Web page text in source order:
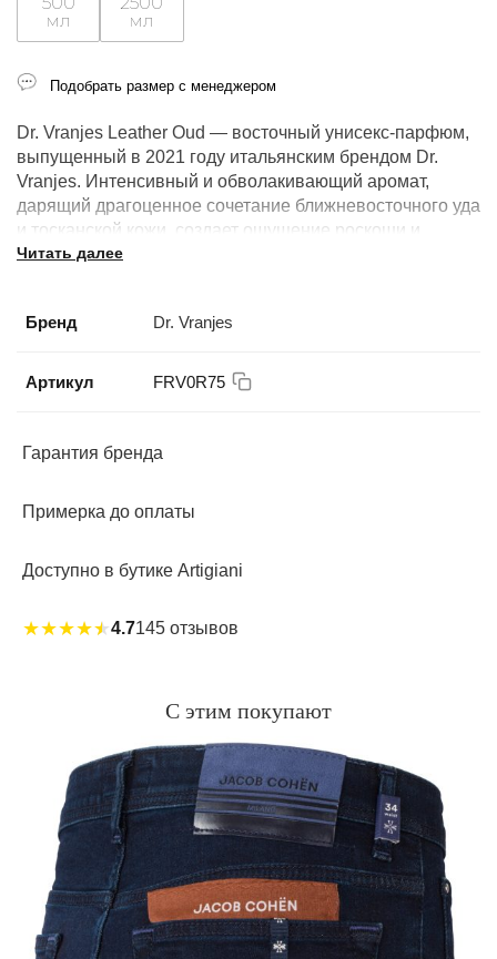
Dr. Vranjes Leather Oud — восточный унисекс-парфюм,
выпущенный в 2021 году итальянским брендом Dr.
Vranjes. Интенсивный и обволакивающий аромат,
дарящий драгоценное сочетание ближневосточного уда
и тосканской кожи, создает ощущение роскоши и
экзотики, идеально подходя для тех, кто хочет смело
перед вами пологие холмы Тосканы. Благодаря
обонятельные воспоминания станут идеальной
Читать далее
Бренд Dr. Vranjes
Артикул FRV0R75
Гарантия бренда
Примерка до оплаты
Доступно в бутике Artigiani
★★★★★4.7145 отзывов
мл
мл
Подобрать размер с менеджером
С этим покупают